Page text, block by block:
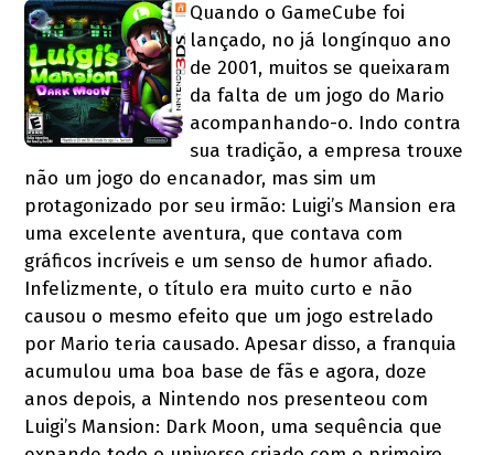
Quando o GameCube foi
lançado, no já longínquo ano
de 2001, muitos se queixaram
da falta de um jogo do Mario
acompanhando-o. Indo contra
sua tradição, a empresa trouxe
não um jogo do encanador, mas sim um
protagonizado por seu irmão: Luigi’s Mansion era
uma excelente aventura, que contava com
gráficos incríveis e um senso de humor afiado.
Infelizmente, o título era muito curto e não
causou o mesmo efeito que um jogo estrelado
por Mario teria causado. Apesar disso, a franquia
acumulou uma boa base de fãs e agora, doze
anos depois, a Nintendo nos presenteou com
Luigi’s Mansion: Dark Moon, uma sequência que